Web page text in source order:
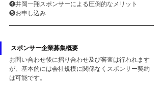
❹井岡一翔スポンサーによる圧倒的なメリット
❺お申し込み
スポンサー企業募集概要
お問い合わせ後に摺り合わせ及び審査は行われます
が、基本的には会社規模に関係なくスポンサー契約
は可能です。